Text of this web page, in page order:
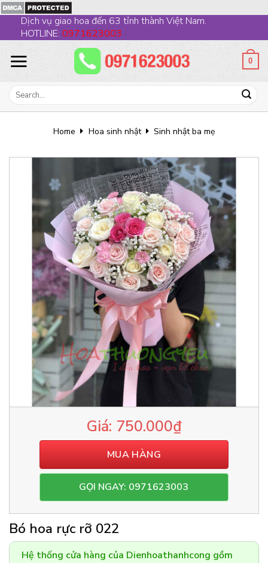
to
content
Dịch vụ giao hoa đến 63 tỉnh thành Việt Nam.
HOTLINE: 0971623003
0
Search
Home Hoa sinh nhật Sinh nhật ba mẹ
750.000₫
MUA HÀNG
GỌI NGAY: 0971623003
Bó hoa rực rỡ 022
Hệ thống cửa hàng của Dienhoathanhcong gồm